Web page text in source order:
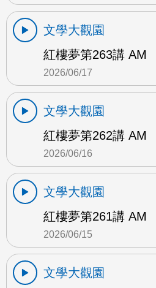
文學大觀園
紅樓夢第263講 AM
2026/06/17
文學大觀園
紅樓夢第262講 AM
2026/06/16
文學大觀園
紅樓夢第261講 AM
2026/06/15
文學大觀園